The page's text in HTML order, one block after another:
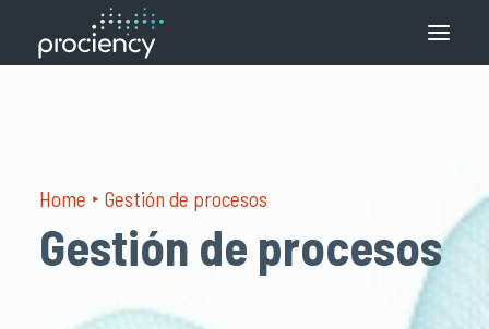
Soluciones
Contacto
Home Gestión de procesos
Gestión de procesos